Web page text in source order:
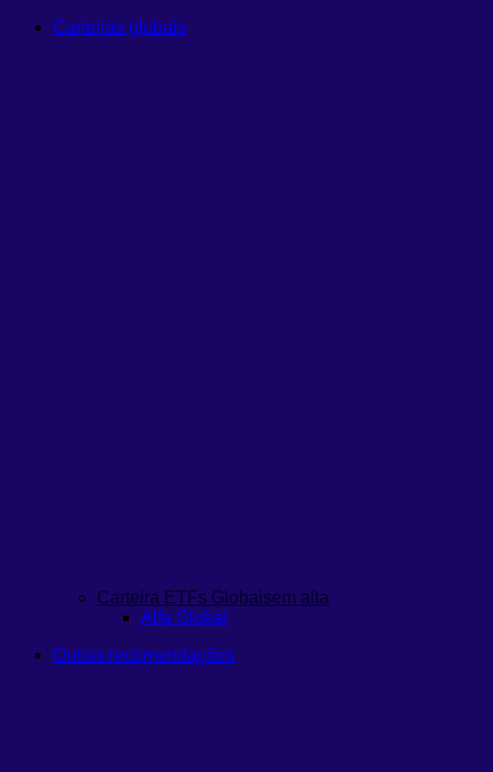
Carteiras globais
Carteira ETFs Globaisem alta
Alfa Global
Outras recomendações